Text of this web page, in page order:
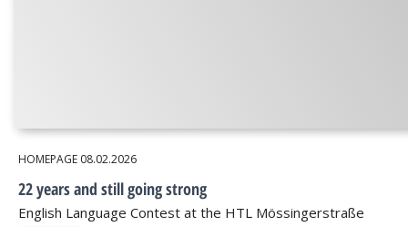
HOMEPAGE 08.02.2026
22 years and still going strong
English Language Contest at the HTL Mössingerstraße